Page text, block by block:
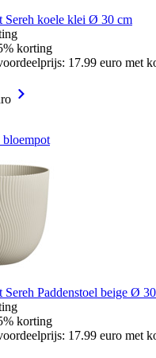
Sereh koele klei Ø 30 cm
korting
17.99 euro met
Sereh Paddenstoel beige Ø
korting
17.99 euro met